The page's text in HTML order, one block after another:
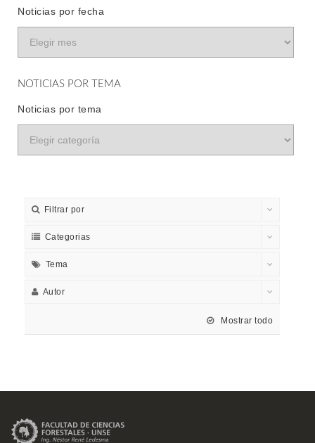
Noticias por fecha
NOTICIAS POR TEMA
Noticias por tema
Filtrar por
Categorias
Tema
Autor
Mostrar todo